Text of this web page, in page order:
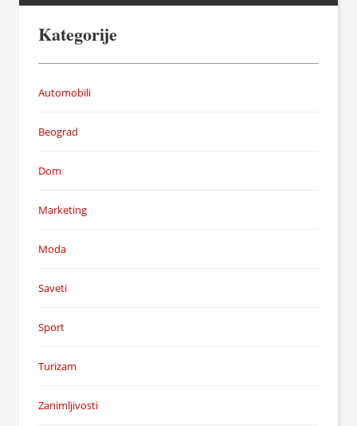
Kategorije
Automobili
Beograd
Dom
Marketing
Moda
Saveti
Sport
Turizam
Zanimljivosti